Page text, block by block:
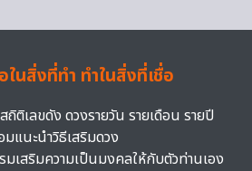
ในสิ่งที่ทำ ทำในสิ่งที่เชื่อ
ถิติเลขดัง ดวงรายวัน รายเดือน รายปี
แนะนำวิธีเสริมดวง
เสริมความเป็นมงคลให้กับตัวท่านเอง